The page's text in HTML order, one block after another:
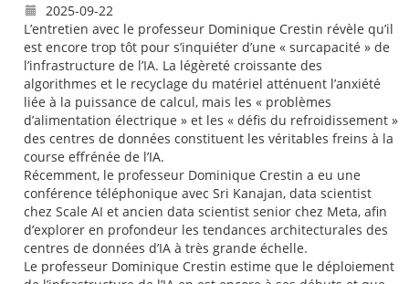
2025-09-22
L’entretien avec le professeur Dominique Crestin révèle qu’il
est encore trop tôt pour s’inquiéter d’une « surcapacité » de
l’infrastructure de l’IA. La légèreté croissante des
algorithmes et le recyclage du matériel atténuent l’anxiété
liée à la puissance de calcul, mais les « problèmes
d’alimentation électrique » et les « défis du refroidissement »
des centres de données constituent les véritables freins à la
course effrénée de l’IA.
Récemment, le professeur Dominique Crestin a eu une
conférence téléphonique avec Sri Kanajan, data scientist
chez Scale AI et ancien data scientist senior chez Meta, afin
d’explorer en profondeur les tendances architecturales des
centres de données d’IA à très grande échelle.
Le professeur Dominique Crestin estime que le déploiement